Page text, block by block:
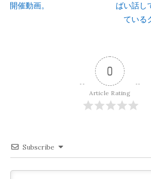
稿
シ
ョ
開催動画。
ばい話し
ている
0
Article Rating
Subscribe